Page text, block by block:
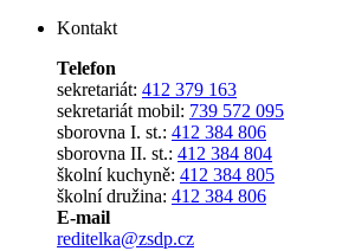
Kontakt
Telefon
sekretariát: 412 379 163
sekretariát mobil: 739 572 095
sborovna I. st.: 412 384 806
sborovna II. st.: 412 384 804
školní kuchyně: 412 384 805
školní družina: 412 384 806
E-mail
reditelka@zsdp.cz